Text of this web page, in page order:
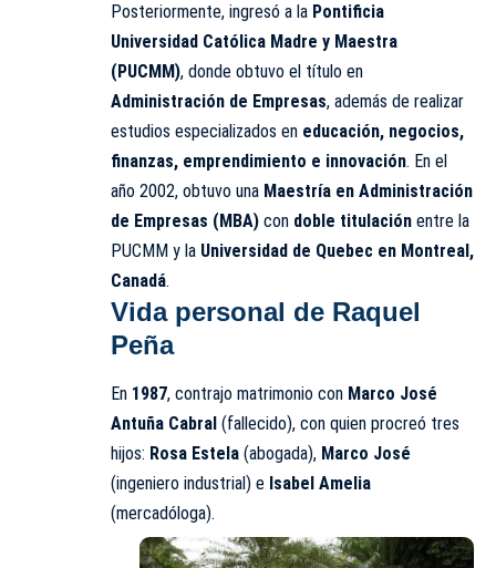
Posteriormente, ingresó a la Pontificia
Universidad Católica Madre y Maestra
(PUCMM), donde obtuvo el título en
Administración de Empresas, además de realizar
estudios especializados en educación, negocios,
finanzas, emprendimiento e innovación. En el
año 2002, obtuvo una Maestría en Administración
de Empresas (MBA) con doble titulación entre la
PUCMM y la Universidad de Quebec en Montreal,
Canadá.
Vida personal de Raquel
Peña
En 1987, contrajo matrimonio con Marco José
Antuña Cabral (fallecido), con quien procreó tres
hijos: Rosa Estela (abogada), Marco José
(ingeniero industrial) e Isabel Amelia
(mercadóloga).